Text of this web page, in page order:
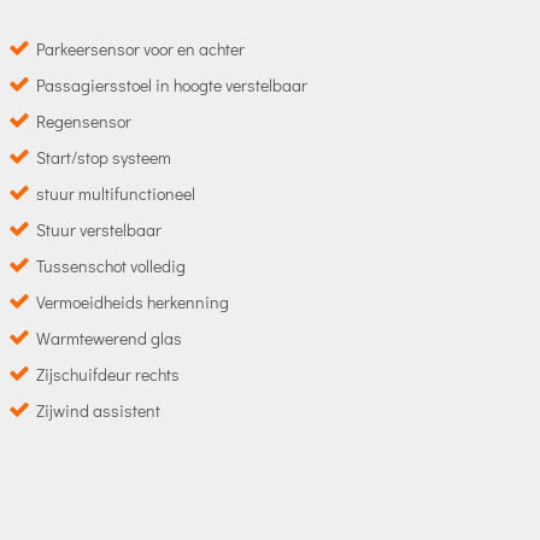
Parkeersensor voor en achter
Passagiersstoel in hoogte verstelbaar
Regensensor
Start/stop systeem
stuur multifunctioneel
Stuur verstelbaar
Tussenschot volledig
Vermoeidheids herkenning
Warmtewerend glas
Zijschuifdeur rechts
Zijwind assistent